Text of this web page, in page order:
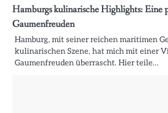
Hamburgs kulinarische Highlights: Eine
Gaumenfreuden
Hamburg, mit seiner reichen maritimen
kulinarischen Szene, hat mich mit einer
Gaumenfreuden überrascht. Hier teile…